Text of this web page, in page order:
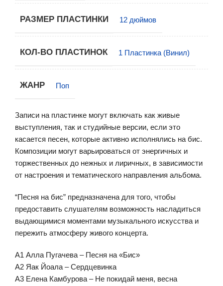
РАЗМЕР ПЛАСТИНКИ 12 дюймов
КОЛ-ВО ПЛАСТИНОК 1 Пластинка (Винил)
ЖАНР Поп
Записи на пластинке могут включать как живые
выступления, так и студийные версии, если это
касается песен, которые активно исполнялись на бис.
Композиции могут варьироваться от энергичных и
торжественных до нежных и лиричных, в зависимости
от настроения и тематического направления альбома.
“Песня на бис” предназначена для того, чтобы
предоставить слушателям возможность насладиться
выдающимися моментами музыкального искусства и
пережить атмосферу живого концерта.
A1 Алла Пугачева – Песня на «Бис»
A2 Яак Йоала – Сердцевинка
A3 Елена Камбурова – Не покидай меня, весна